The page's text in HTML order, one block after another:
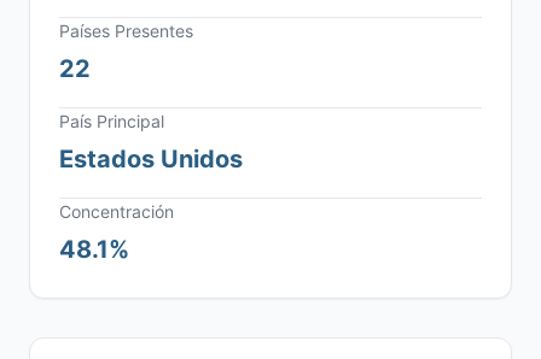
Países Presentes
22
País Principal
Estados Unidos
Concentración
48.1%